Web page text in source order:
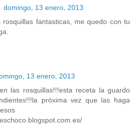
domingo, 13 enero, 2013
rosquillas fantasticas, me quedo con tu
13 enero, 2013
las rosquillas!!!esta receta la guardo
próxima vez que las haga